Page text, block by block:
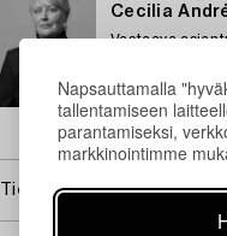
Napsauttamalla
tallentamiseen
parantamiseksi,
markkinointimme
Cecilia
Vastaava
Sähköposti
→ Kysyttyjä
Tietoa ostamisesta